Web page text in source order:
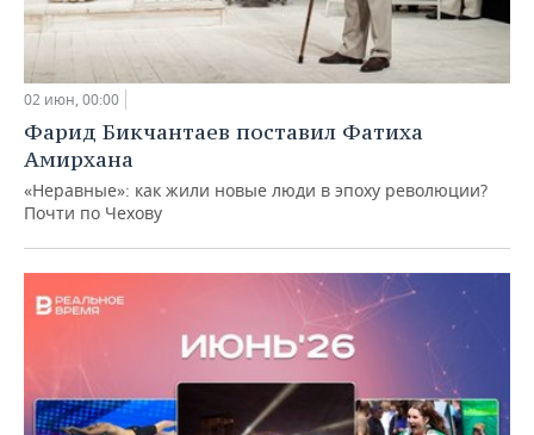
02 июн, 00:00
Фарид Бикчантаев поставил Фатиха
Амирхана
«Неравные»: как жили новые люди в эпоху революции?
Почти по Чехову